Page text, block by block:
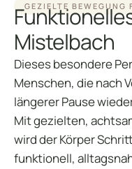
GEZIELTE BEWEGUNG
Mistelbach
Dieses besondere
Menschen, die nach
längerer Pause
Mit gezielten,
wird der Körper
funktionell,